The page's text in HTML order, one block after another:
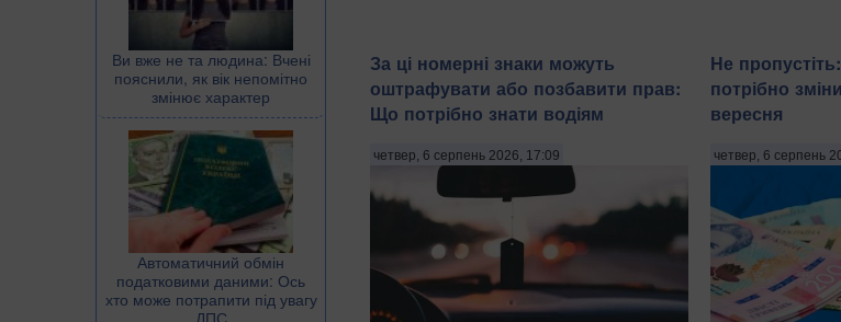
Ви вже не та людина: Вчені
пояснили, як вік непомітно
змінює характер
Автоматичний обмін
податковими даними: Ось
хто може потрапити під увагу
ДПС
За ці номерні знаки можуть
оштрафувати або позбавити прав:
Що потрібно знати водіям
четвер, 6 серпень 2026, 17:09
Не
потрібно
вересня
четвер, 6 серпень